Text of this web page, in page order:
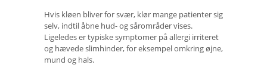
Hvis kløen bliver for svær, klør mange patienter sig
selv, indtil åbne hud- og sårområder vises.
Ligeledes er typiske symptomer på allergi irriteret
og hævede slimhinder, for eksempel omkring øjne,
mund og hals.